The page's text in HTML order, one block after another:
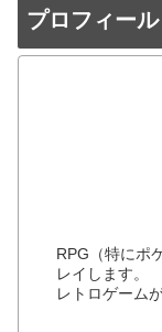
プロフィール
RPG（特にポ
レイします。
レトロゲーム